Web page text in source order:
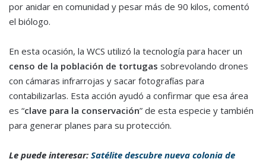
por anidar en comunidad y pesar más de 90 kilos, comentó
el biólogo.
En esta ocasión, la WCS utilizó la tecnología para hacer un
censo de la población de tortugas sobrevolando drones
con cámaras infrarrojas y sacar fotografías para
contabilizarlas. Esta acción ayudó a confirmar que esa área
es “clave para la conservación” de esta especie y también
para generar planes para su protección.
Le puede interesar: Satélite descubre nueva colonia de